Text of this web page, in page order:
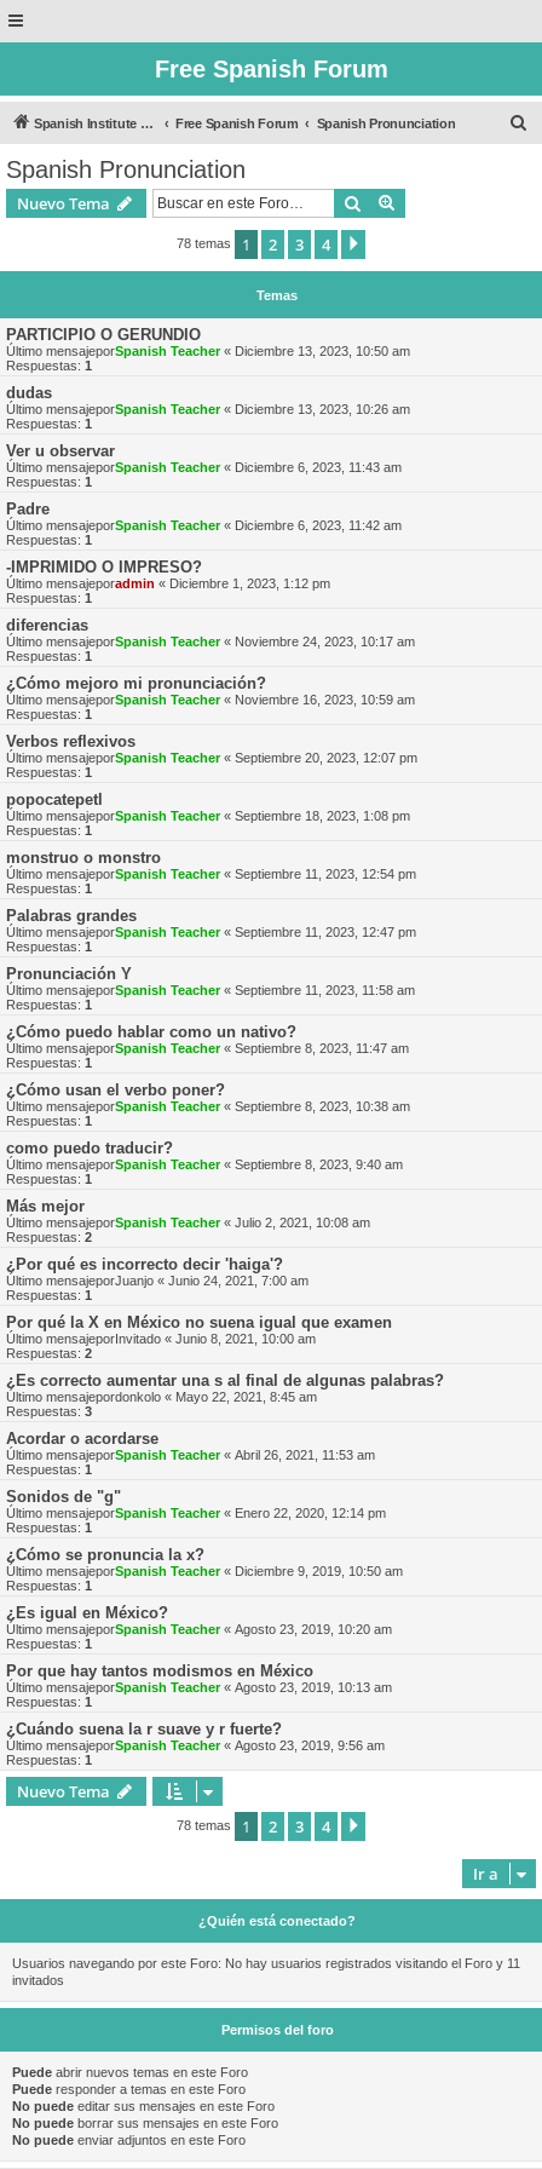
Free Spanish Forum
Spanish Institute of Puebla Free Spanish Forum Spanish Pronunciation
Spanish Pronunciation
Nuevo Tema Buscar
78 temas 1 2 3 4
Temas
PARTICIPIO O GERUNDIO
Último mensajeporSpanish Teacher« Diciembre 13, 2023, 10:50 am
Respuestas: 1
dudas
Último mensajeporSpanish Teacher« Diciembre 13, 2023, 10:26 am
Respuestas: 1
Ver u observar
Último mensajeporSpanish Teacher« Diciembre 6, 2023, 11:43 am
Respuestas: 1
Padre
Último mensajeporSpanish Teacher« Diciembre 6, 2023, 11:42 am
Respuestas: 1
-IMPRIMIDO O IMPRESO?
Último mensajeporadmin « Diciembre 1, 2023, 1:12 pm
Respuestas: 1
diferencias
Último mensajeporSpanish Teacher« Noviembre 24, 2023, 10:17 am
Respuestas: 1
¿Cómo mejoro mi pronunciación?
Último mensajeporSpanish Teacher« Noviembre 16, 2023, 10:59 am
Respuestas: 1
Verbos reflexivos
Último mensajeporSpanish Teacher« Septiembre 20, 2023, 12:07 pm
Respuestas: 1
popocatepetl
Último mensajeporSpanish Teacher« Septiembre 18, 2023, 1:08 pm
Respuestas: 1
monstruo o monstro
Último mensajeporSpanish Teacher« Septiembre 11, 2023, 12:54 pm
Respuestas: 1
Palabras grandes
Último mensajeporSpanish Teacher« Septiembre 11, 2023, 12:47 pm
Respuestas: 1
Pronunciación Y
Último mensajeporSpanish Teacher« Septiembre 11, 2023, 11:58 am
Respuestas: 1
¿Cómo puedo hablar como un nativo?
Último mensajeporSpanish Teacher« Septiembre 8, 2023, 11:47 am
Respuestas: 1
¿Cómo usan el verbo poner?
Último mensajeporSpanish Teacher« Septiembre 8, 2023, 10:38 am
Respuestas: 1
como puedo traducir?
Último mensajeporSpanish Teacher« Septiembre 8, 2023, 9:40 am
Respuestas: 1
Más mejor
Último mensajeporSpanish Teacher« Julio 2, 2021, 10:08 am
Respuestas: 2
¿Por qué es incorrecto decir 'haiga'?
Último mensajeporJuanjo « Junio 24, 2021, 7:00 am
Respuestas: 1
Por qué la X en México no suena igual que examen
Último mensajeporInvitado « Junio 8, 2021, 10:00 am
Respuestas: 2
¿Es correcto aumentar una s al final de algunas palabras?
Último mensajepordonkolo « Mayo 22, 2021, 8:45 am
Respuestas: 3
Acordar o acordarse
Último mensajeporSpanish Teacher« Abril 26, 2021, 11:53 am
Respuestas: 1
Sonidos de "g"
Último mensajeporSpanish Teacher« Enero 22, 2020, 12:14 pm
Respuestas: 1
¿Cómo se pronuncia la x?
Último mensajeporSpanish Teacher« Diciembre 9, 2019, 10:50 am
Respuestas: 1
¿Es igual en México?
Último mensajeporSpanish Teacher« Agosto 23, 2019, 10:20 am
Respuestas: 1
Por que hay tantos modismos en México
Último mensajeporSpanish Teacher« Agosto 23, 2019, 10:13 am
Respuestas: 1
¿Cuándo suena la r suave y r fuerte?
Último mensajeporSpanish Teacher« Agosto 23, 2019, 9:56 am
Respuestas: 1
Nuevo Tema
78 temas 1 2 3 4
Ir a
¿Quién está conectado?
Usuarios navegando por este Foro: No hay usuarios registrados visitando el Foro y 11
invitados
Permisos del foro
Puede abrir nuevos temas en este Foro
Puede responder a temas en este Foro
No puede editar sus mensajes en este Foro
No puede borrar sus mensajes en este Foro
No puede enviar adjuntos en este Foro